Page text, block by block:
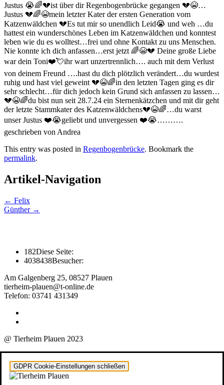
Justus 😭🌈💔ist über dir Regenbogenbrücke gegangen 💔😭…
Justus 💔🌈😭mein letzter Kater der ersten Generation vom
Katzenwäldchen 💔Es tut mir so unendlich Leid😭 und weh …du
hattest ein wunderschönes Leben im Katzenwäldchen und konntest
leben wie du es wolltest…frei und ohne Kontakt zu uns Menschen.
Nie konnte ich dich anfassen…erst jetzt 🌈😭💔 Deine große Liebe
war dein Toni❤️💘ihr wart unzertrennlich…. auch mit dem Verlust
von deinem Freund ….hast du dich plötzlich verändert…du wurdest
ruhig und hast viel geweint 💔😭🌈in den letzten Tagen ging es dir
sehr schlecht…für dich jedoch kein Grund sich anfassen zu lassen…
💔😭🌈du bist nun seit 28.7.24 ein Sternenkätzchen und mit dir geht
der letzte Stammkater des Katzenwäldchens💔😭🌈…du warst
unser Justus ❤️😭geliebt und unvergessen ❤️😭……….
geschrieben von Andrea
This entry was posted in Regenbogenbrücke. Bookmark the
permalink.
Artikel-Navigation
← Felix
Günther →
182Diese Seite:
4038438Besucher:
Am Galgenberg 25, 08527 Plauen
tierheim-plauen@t-online.de
Telefon: 03741 431349
@ Tierheim Plauen 2023
GDPR Cookie-Einstellungen schließen